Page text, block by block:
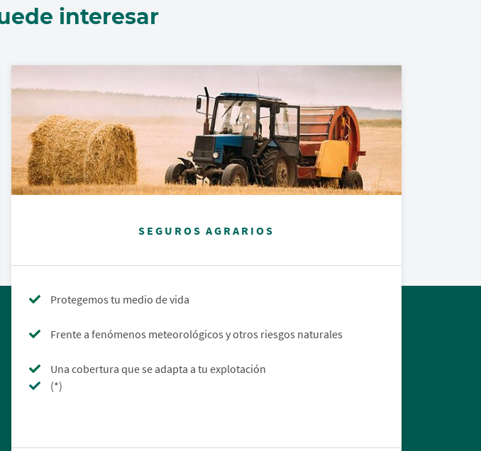
interesar
SEGUROS AGRARIOS
Protegemos tu medio de vida
Frente a fenómenos meteorológicos y otros riesgos naturales
Una cobertura que se adapta a tu explotación
(*)